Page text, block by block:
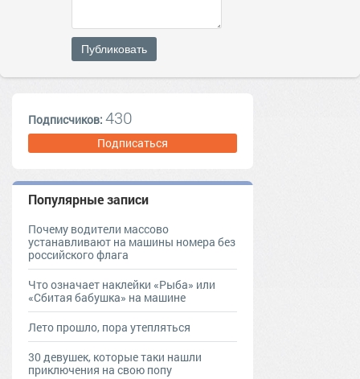
Публиковать
Подписчиков: 430
Подписаться
Популярные записи
Почему водители массово
устанавливают на машины номера без
российского флага
Что означает наклейки «Рыба» или
«Сбитая бабушка» на машине
Лето прошло, пора утепляться
30 девушек, которые таки нашли
приключения на свою попу